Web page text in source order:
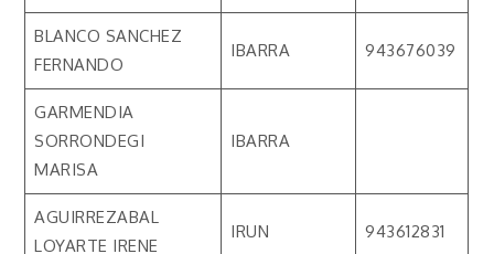
BLANCO SANCHEZ
FERNANDO
IBARRA 943676039
GARMENDIA
SORRONDEGI
MARISA
IBARRA
AGUIRREZABAL
LOYARTE IRENE
IRUN 943612831